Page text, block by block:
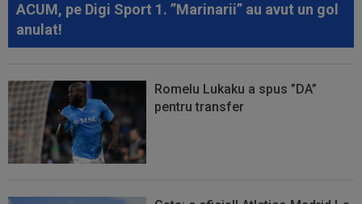
ACUM, pe Digi Sport 1. ”Marinarii” au avut un gol
anulat!
Romelu Lukaku a spus ”DA”
pentru transfer